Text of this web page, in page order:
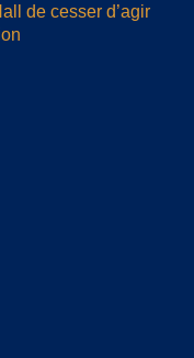
de cesser d’agir